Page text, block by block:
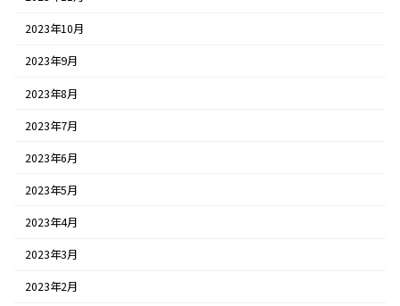
2023年10月
2023年9月
2023年8月
2023年7月
2023年6月
2023年5月
2023年4月
2023年3月
2023年2月